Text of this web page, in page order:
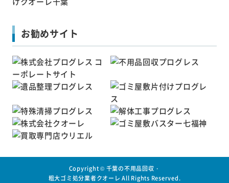
お勧めサイト
Copyright © 千葉の不用品回収・
粗大ゴミ処分業者クオーレ All Rights Reserved.